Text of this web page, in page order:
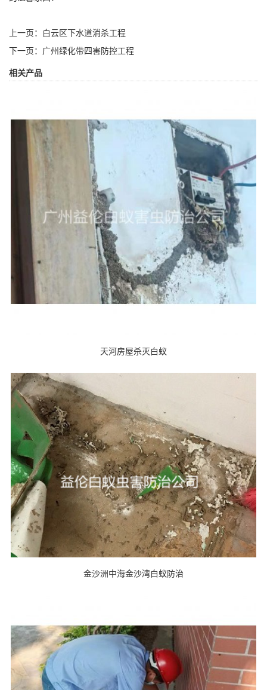
上一页：
白云区下水道消杀工程
下一页： 广州绿化带四害防控工程
相关产品
天河房屋杀灭白蚁
金沙洲中海金沙湾白蚁防治